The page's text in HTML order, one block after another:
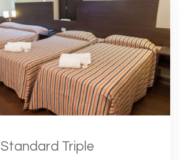
Standard Triple